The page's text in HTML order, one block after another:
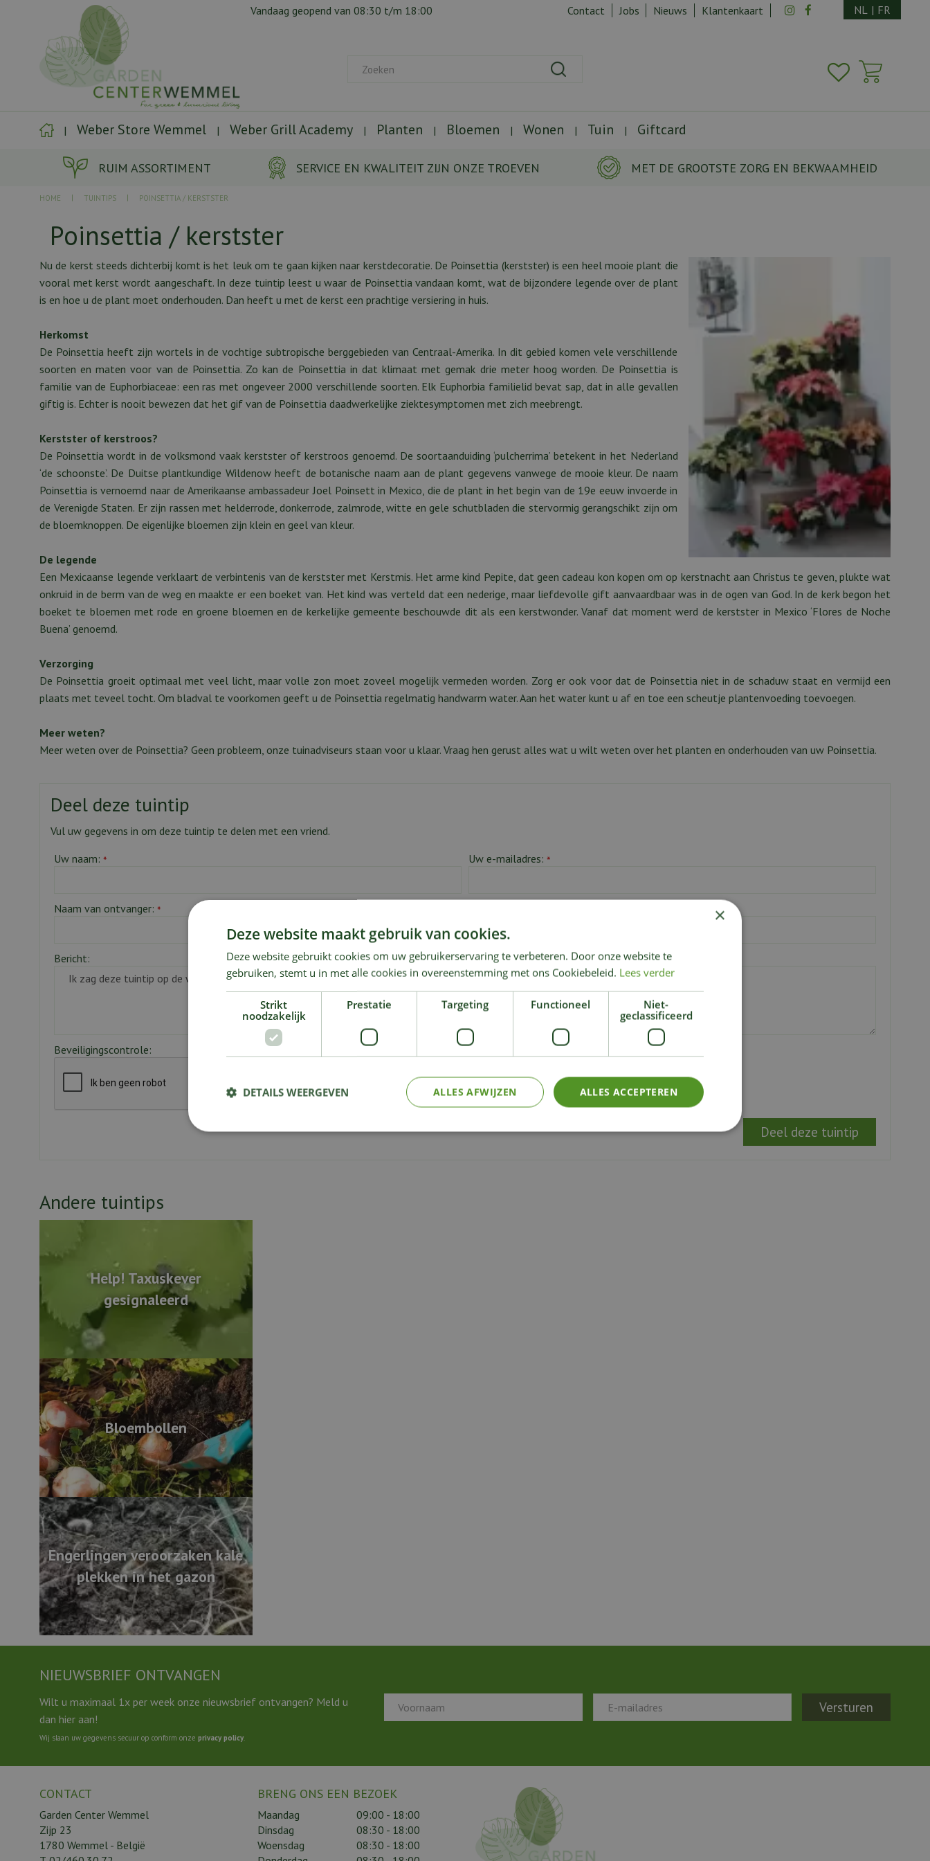
RUIM ASSORTIMENT SERVICE EN KWALITEIT ZIJN ONZE TROEVEN MET DE GROOTSTE ZORG EN BEKWAAMHEID
HOME TUINTIPS POINSETTIA / KERSTSTER
Vandaag geopend van 08:30 t/m 18:00 Contact Jobs Nieuws Klantenkaart NL | FR
Weber Store Wemmel Weber Grill Academy Planten Bloemen Wonen Tuin Giftcard
Poinsettia / kerstster
Nu de kerst steeds dichterbij komt is het leuk om te gaan kijken naar kerstdecoratie. De Poinsettia (kerstster) is een heel mooie plant die
vooral met kerst wordt aangeschaft. In deze tuintip leest u waar de Poinsettia vandaan komt, wat de bijzondere legende over de plant
is en hoe u de plant moet onderhouden. Dan heeft u met de kerst een prachtige versiering in huis.
Herkomst
De Poinsettia heeft zijn wortels in de vochtige subtropische berggebieden van Centraal-Amerika. In dit gebied komen vele verschillende
soorten en maten voor van de Poinsettia. Zo kan de Poinsettia in dat klimaat met gemak drie meter hoog worden. De Poinsettia is
familie van de Euphorbiaceae: een ras met ongeveer 2000 verschillende soorten. Elk Euphorbia familielid bevat sap, dat in alle gevallen
giftig is. Echter is nooit bewezen dat het gif van de Poinsettia daadwerkelijke ziektesymptomen met zich meebrengt.
Kerstster of kerstroos?
De Poinsettia wordt in de volksmond vaak kerstster of kerstroos genoemd. De soortaanduiding ‘pulcherrima’ betekent in het Nederland
‘de schoonste’. De Duitse plantkundige Wildenow heeft de botanische naam aan de plant gegevens vanwege de mooie kleur. De naam
Poinsettia is vernoemd naar de Amerikaanse ambassadeur Joel Poinsett in Mexico, die de plant in het begin van de 19e eeuw invoerde in
de Verenigde Staten. Er zijn rassen met helderrode, donkerrode, zalmrode, witte en gele schutbladen die stervormig gerangschikt zijn om
de bloemknoppen. De eigenlijke bloemen zijn klein en geel van kleur.
De legende
Een Mexicaanse legende verklaart de verbintenis van de kerstster met Kerstmis. Het arme kind Pepite, dat geen cadeau kon kopen om op kerstnacht aan Christus te geven, plukte wat
onkruid in de berm van de weg en maakte er een boeket van. Het kind was verteld dat een nederige, maar liefdevolle gift aanvaardbaar was in de ogen van God. In de kerk begon het
boeket te bloemen met rode en groene bloemen en de kerkelijke gemeente beschouwde dit als een kerstwonder. Vanaf dat moment werd de kerstster in Mexico ‘Flores de Noche
Buena’ genoemd.
Verzorging
De Poinsettia groeit optimaal met veel licht, maar volle zon moet zoveel mogelijk vermeden worden. Zorg er ook voor dat de Poinsettia niet in de schaduw staat en vermijd een
plaats met teveel tocht. Om bladval te voorkomen geeft u de Poinsettia regelmatig handwarm water. Aan het water kunt u af en toe een scheutje plantenvoeding toevoegen.
Meer weten?
Meer weten over de Poinsettia? Geen probleem, onze tuinadviseurs staan voor u klaar. Vraag hen gerust alles wat u wilt weten over het planten en onderhouden van uw Poinsettia.
Deel deze tuintip
Vul uw gegevens in om deze tuintip te delen met een vriend.
Uw naam: * Uw e-mailadres: *
Naam van ontvanger: *
Bericht:
Beveiligingscontrole:
Andere tuintips
Help! Taxuskever
gesignaleerd
Bloembollen
Engerlingen veroorzaken kale
plekken in het gazon
NIEUWSBRIEF ONTVANGEN
Wilt u maximaal 1x per week onze nieuwsbrief ontvangen? Meld u
dan hier aan!
Wij slaan uw gegevens secuur op conform onze privacy policy.
CONTACT
Garden Center Wemmel
Zijp 23
1780 Wemmel - België
BRENG ONS EEN BEZOEK
Maandag
09:00 - 18:00
Dinsdag
08:30 - 18:00
Woensdag
08:30 - 18:00
×
Deze website maakt gebruik van cookies.
Deze website gebruikt cookies om uw gebruikerservaring te verbeteren. Door onze website te
gebruiken, stemt u in met alle cookies in overeenstemming met ons Cookiebeleid. Lees verder
Strikt
noodzakelijk
Prestatie Targeting Functioneel
Niet-
geclassificeerd
ALLES ACCEPTEREN
ALLES AFWIJZEN
DETAILS WEERGEVEN